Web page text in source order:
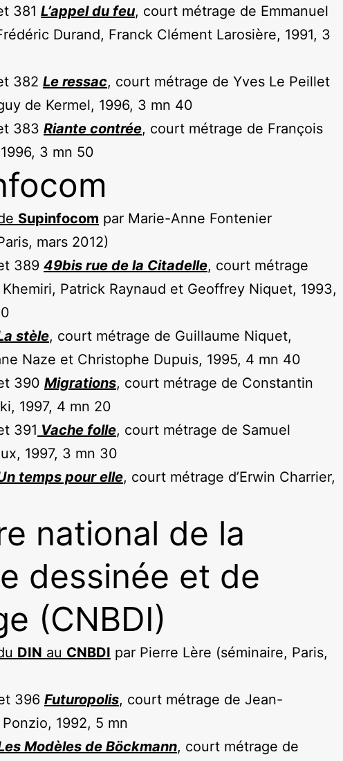
381 L’appel du feu, court métrage de Emmanuel
Durand, Franck Clément Larosière, 1991, 3
382 Le ressac, court métrage de Yves Le Peillet
de Kermel, 1996, 3 mn 40
383 Riante contrée, court métrage de François
3 mn 50
Supinfocom par Marie-Anne Fontenier
mars 2012)
389 49bis rue de la Citadelle, court métrage
Khemiri, Patrick Raynaud et Geoffrey Niquet, 1993,
stèle, court métrage de Guillaume Niquet,
Naze et Christophe Dupuis, 1995, 4 mn 40
390 Migrations, court métrage de Constantin
1997, 4 mn 20
391 Vache folle, court métrage de Samuel
1997, 3 mn 30
temps pour elle, court métrage d’Erwin Charrier,
national de la
dessinée et de
(CNBDI)
DIN au CNBDI par Pierre Lère (séminaire, Paris,
396 Futuropolis, court métrage de Jean-
1992, 5 mn
Modèles de Böckmann, court métrage de